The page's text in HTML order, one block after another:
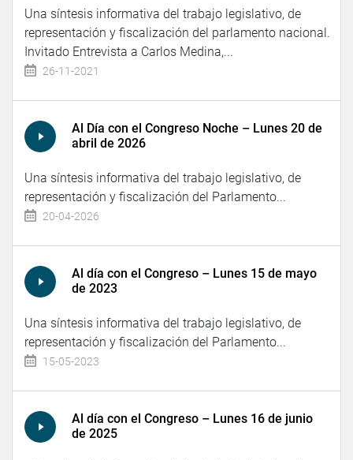
Una síntesis informativa del trabajo legislativo, de
representación y fiscalización del parlamento nacional.
Invitado Entrevista a Carlos Medina,...
26-11-2021
Al Día con el Congreso Noche – Lunes 20 de
abril de 2026
Una síntesis informativa del trabajo legislativo, de
representación y fiscalización del Parlamento...
20-04-2026
Al día con el Congreso – Lunes 15 de mayo
de 2023
Una síntesis informativa del trabajo legislativo, de
representación y fiscalización del Parlamento...
15-05-2023
Al día con el Congreso – Lunes 16 de junio
de 2025